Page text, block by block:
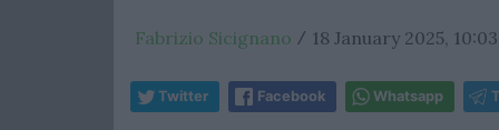
Fabrizio Sicignano / 18 January 2025, 10:03
Twitter Facebook Whatsapp